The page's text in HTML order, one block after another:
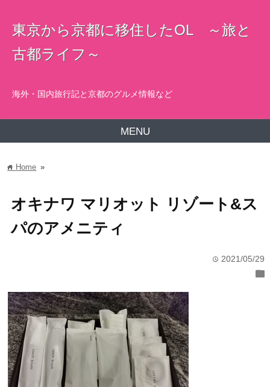
東京から京都に移住したOL ～旅と
古都ライフ～
海外・国内旅行記と京都のグルメ情報など
MENU
home Home »
オキナワ マリオット リゾート&ス
パのアメニティ
time 2021/05/29
folder